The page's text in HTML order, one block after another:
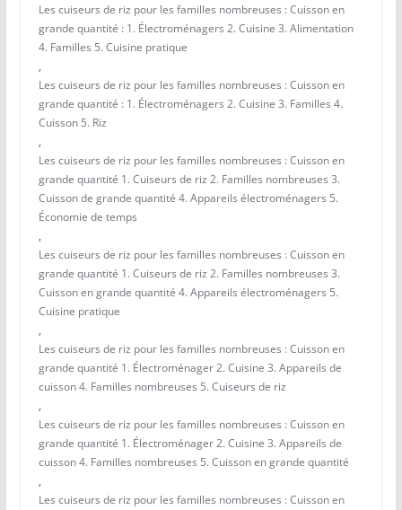
Les cuiseurs de riz pour les familles nombreuses : Cuisson en
grande quantité : 1. Électroménagers 2. Cuisine 3. Alimentation
4. Familles 5. Cuisine pratique
,
Les cuiseurs de riz pour les familles nombreuses : Cuisson en
grande quantité : 1. Électroménagers 2. Cuisine 3. Familles 4.
Cuisson 5. Riz
,
Les cuiseurs de riz pour les familles nombreuses : Cuisson en
grande quantité 1. Cuiseurs de riz 2. Familles nombreuses 3.
Cuisson de grande quantité 4. Appareils électroménagers 5.
Économie de temps
,
Les cuiseurs de riz pour les familles nombreuses : Cuisson en
grande quantité 1. Cuiseurs de riz 2. Familles nombreuses 3.
Cuisson en grande quantité 4. Appareils électroménagers 5.
Cuisine pratique
,
Les cuiseurs de riz pour les familles nombreuses : Cuisson en
grande quantité 1. Électroménager 2. Cuisine 3. Appareils de
cuisson 4. Familles nombreuses 5. Cuiseurs de riz
,
Les cuiseurs de riz pour les familles nombreuses : Cuisson en
grande quantité 1. Électroménager 2. Cuisine 3. Appareils de
cuisson 4. Familles nombreuses 5. Cuisson en grande quantité
,
Les cuiseurs de riz pour les familles nombreuses : Cuisson en